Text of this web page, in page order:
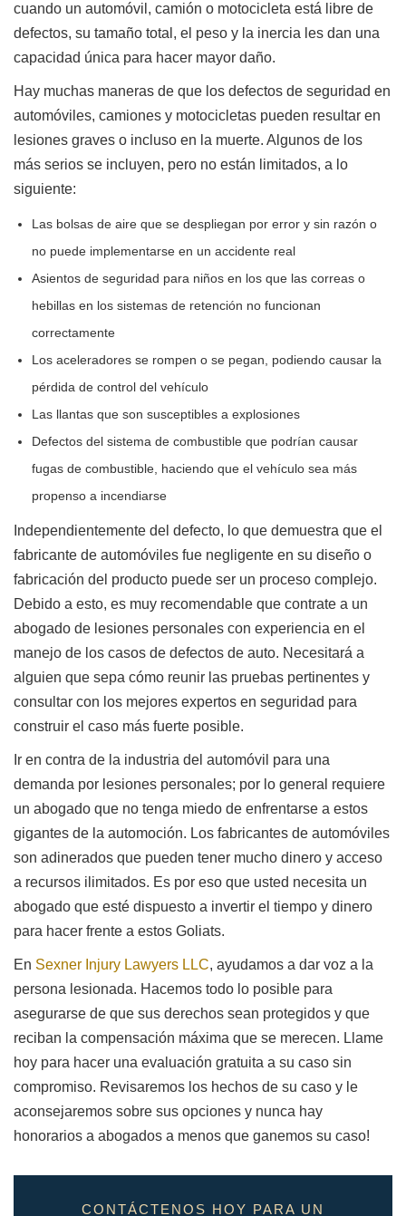
cuando un automóvil, camión o motocicleta está libre de
defectos, su tamaño total, el peso y la inercia les dan una
capacidad única para hacer mayor daño.
Hay muchas maneras de que los defectos de seguridad en
automóviles, camiones y motocicletas pueden resultar en
lesiones graves o incluso en la muerte. Algunos de los
más serios se incluyen, pero no están limitados, a lo
siguiente:
Las bolsas de aire que se despliegan por error y sin razón o
no puede implementarse en un accidente real
Asientos de seguridad para niños en los que las correas o
hebillas en los sistemas de retención no funcionan
correctamente
Los aceleradores se rompen o se pegan, podiendo causar la
pérdida de control del vehículo
Las llantas que son susceptibles a explosiones
Defectos del sistema de combustible que podrían causar
fugas de combustible, haciendo que el vehículo sea más
propenso a incendiarse
Independientemente del defecto, lo que demuestra que el
fabricante de automóviles fue negligente en su diseño o
fabricación del producto puede ser un proceso complejo.
Debido a esto, es muy recomendable que contrate a un
abogado de lesiones personales con experiencia en el
manejo de los casos de defectos de auto. Necesitará a
alguien que sepa cómo reunir las pruebas pertinentes y
consultar con los mejores expertos en seguridad para
construir el caso más fuerte posible.
Ir en contra de la industria del automóvil para una
demanda por lesiones personales; por lo general requiere
un abogado que no tenga miedo de enfrentarse a estos
gigantes de la automoción. Los fabricantes de automóviles
son adinerados que pueden tener mucho dinero y acceso
a recursos ilimitados. Es por eso que usted necesita un
abogado que esté dispuesto a invertir el tiempo y dinero
para hacer frente a estos Goliats.
En Sexner Injury Lawyers LLC, ayudamos a dar voz a la
persona lesionada. Hacemos todo lo posible para
asegurarse de que sus derechos sean protegidos y que
reciban la compensación máxima que se merecen. Llame
hoy para hacer una evaluación gratuita a su caso sin
compromiso. Revisaremos los hechos de su caso y le
aconsejaremos sobre sus opciones y nunca hay
honorarios a abogados a menos que ganemos su caso!
CONTÁCTENOS HOY PARA UN